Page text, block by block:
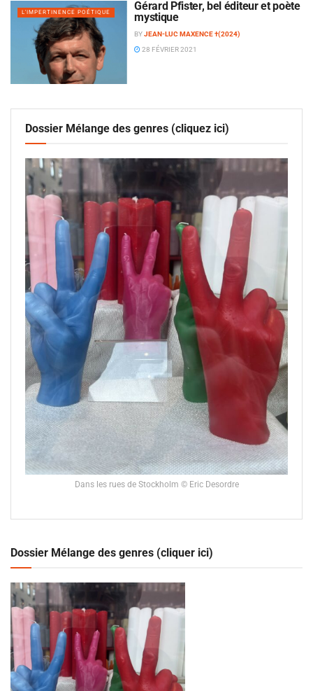
L'IMPERTINENCE POÉTIQUE
Gérard Pfister, bel éditeur et poète
mystique
BYJEAN-LUC MAXENCE †(2024)
28 FÉVRIER 2021
Dossier Mélange des genres (cliquez ici)
Dans les rues de Stockholm © Eric Desordre
Dossier Mélange des genres (cliquer ici)